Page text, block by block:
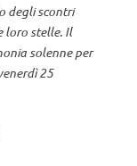
degli scontri
loro stelle. Il
solenne per
25